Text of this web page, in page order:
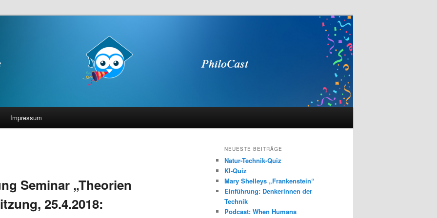
Impressum
Seminar „Theorien
25.4.2018:
NEUESTE BEITRÄGE
Natur-Technik-Quiz
KI-Quiz
Mary Shelleys „Frankenstein“
Einführung: Denkerinnen der
Technik
Podcast: When Humans